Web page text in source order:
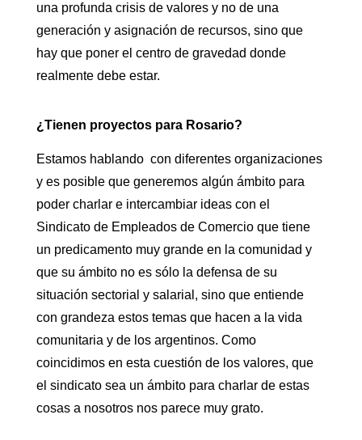
una profunda crisis de valores y no de una
generación y asignación de recursos, sino que
hay que poner el centro de gravedad donde
realmente debe estar.
¿Tienen proyectos para Rosario?
Estamos hablando con diferentes organizaciones
y es posible que generemos algún ámbito para
poder charlar e intercambiar ideas con el
Sindicato de Empleados de Comercio que tiene
un predicamento muy grande en la comunidad y
que su ámbito no es sólo la defensa de su
situación sectorial y salarial, sino que entiende
con grandeza estos temas que hacen a la vida
comunitaria y de los argentinos. Como
coincidimos en esta cuestión de los valores, que
el sindicato sea un ámbito para charlar de estas
cosas a nosotros nos parece muy grato.